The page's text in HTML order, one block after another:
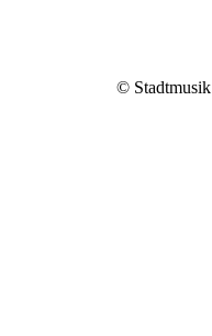
© Stadtmusik